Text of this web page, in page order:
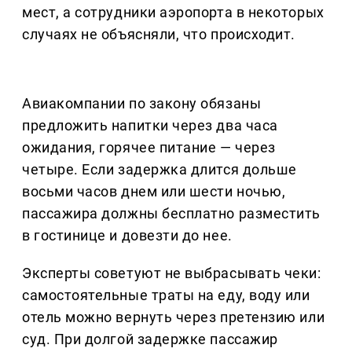
мест, а сотрудники аэропорта в некоторых
случаях не объясняли, что происходит.
Авиакомпании по закону обязаны
предложить напитки через два часа
ожидания, горячее питание — через
четыре. Если задержка длится дольше
восьми часов днем или шести ночью,
пассажира должны бесплатно разместить
в гостинице и довезти до нее.
Эксперты советуют не выбрасывать чеки:
самостоятельные траты на еду, воду или
отель можно вернуть через претензию или
суд. При долгой задержке пассажир